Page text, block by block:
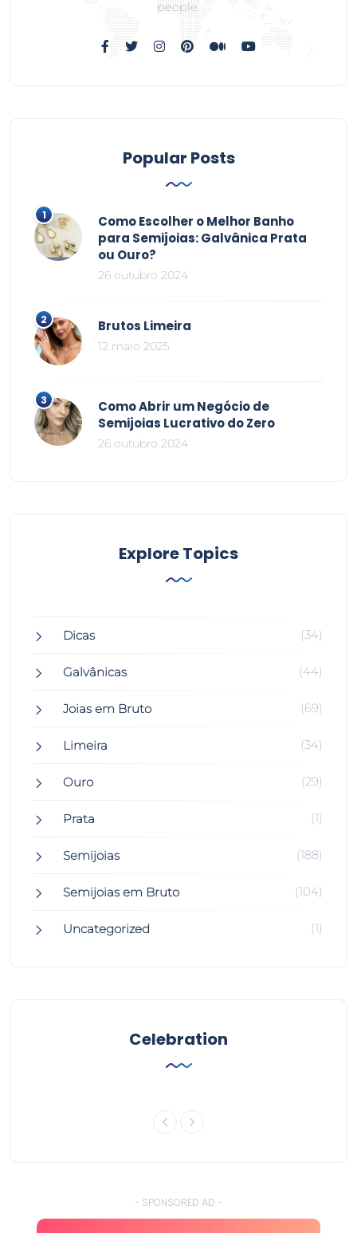
people.
Popular Posts
Como Escolher o Melhor Banho
para Semijoias: Galvânica Prata
ou Ouro?
26 outubro 2024
Brutos Limeira
12 maio 2025
Como Abrir um Negócio de
Semijoias Lucrativo do Zero
26 outubro 2024
Explore Topics
Dicas (34)
Galvânicas (44)
Joias em Bruto (69)
Limeira (34)
Ouro (29)
Prata (1)
Semijoias (188)
Semijoias em Bruto (104)
Uncategorized (1)
Celebration
- SPONSORED AD -